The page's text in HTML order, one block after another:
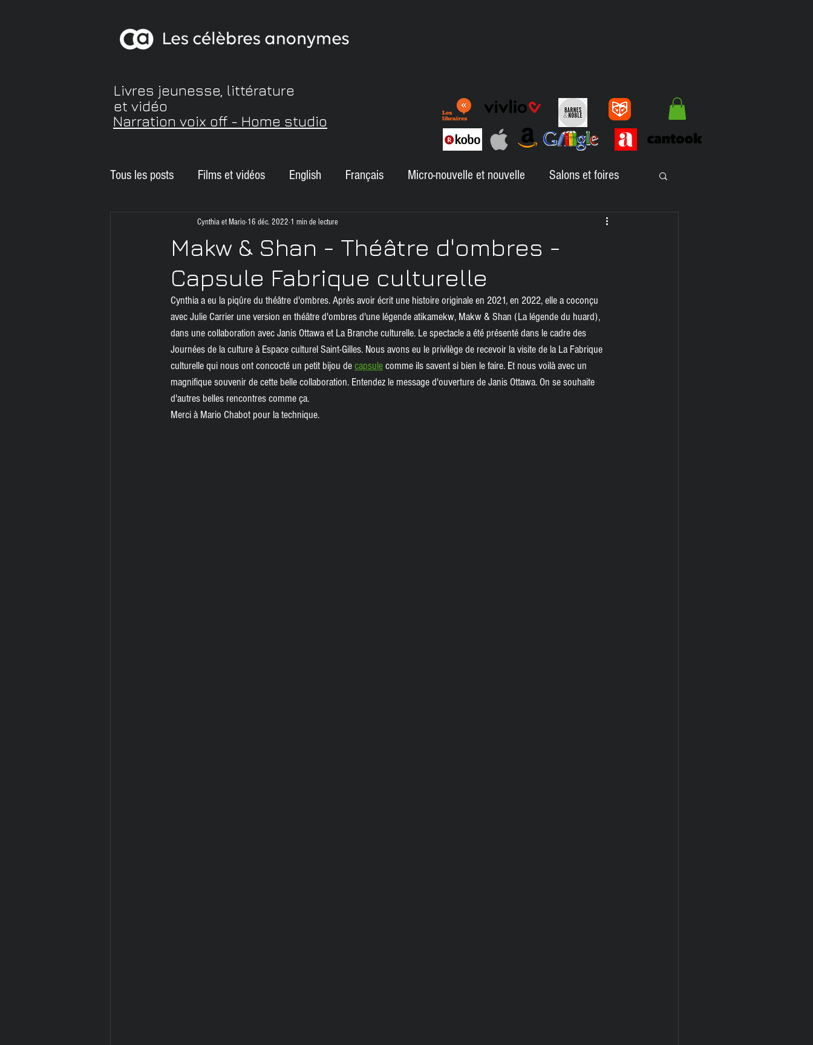
Livres jeunesse, littérature
et vidéo
Narration voix off - Home studio
Tous les posts Films et vidéos English Français Micro-nouvelle et nouvelle Salons et foires
ePUB accessible Autour de Maude Albums jeunesse
Audiobook PDF Services Roman de genre Événement
Makw & Shan - Théâtre d'ombres -
Capsule Fabrique culturelle
Cynthia et Mario 16 déc. 2022 1 min de lecture
Cynthia a eu la piqûre du théâtre d'ombres. Après avoir écrit une histoire originale en 2021, en 2022, elle a coconçu
avec Julie Carrier une version en théâtre d'ombres d'une légende atikamekw, Makw & Shan (La légende du huard),
dans une collaboration avec Janis Ottawa et La Branche culturelle. Le spectacle a été présenté dans le cadre des
Journées de la culture à Espace culturel Saint-Gilles. Nous avons eu le privilège de recevoir la visite de la La Fabrique
culturelle qui nous ont concocté un petit bijou de capsule comme ils savent si bien le faire. Et nous voilà avec un
magnifique souvenir de cette belle collaboration. Entendez le message d'ouverture de Janis Ottawa. On se souhaite
d'autres belles rencontres comme ça.
Merci à Mario Chabot pour la technique.